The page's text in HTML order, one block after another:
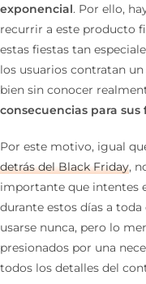
exponencial. Por ello,
recurrir a este producto
estas fiestas tan
los usuarios contratan
bien sin conocer
consecuencias para sus
Por este motivo, igual
detrás del Black Friday,
importante que intentes
durante estos días a
usarse nunca, pero lo
presionados por una
todos los detalles del